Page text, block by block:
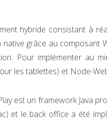
hybride consistant à
grâce au composant
Pour implémenter au
les tablettes) et Node-
est un framework Java
et le back office a été